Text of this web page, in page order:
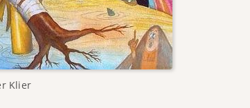
Klier